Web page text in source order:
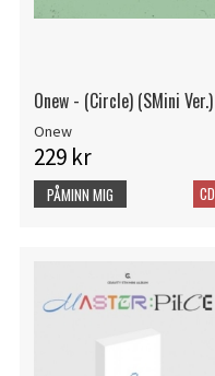
Onew - (Circle) (SMini Ver.)
Onew
229 kr
CD
PÅMINN MIG